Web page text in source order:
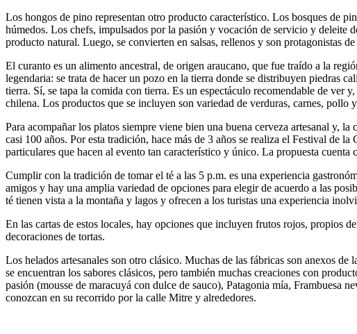
Los hongos de pino representan otro producto característico. Los bosques de
húmedos. Los chefs, impulsados por la pasión y vocación de servicio y deleite
producto natural. Luego, se convierten en salsas, rellenos y son protagonistas
El curanto es un alimento ancestral, de origen araucano, que fue traído a la
legendaria: se trata de hacer un pozo en la tierra donde se distribuyen piedras
tierra. Sí, se tapa la comida con tierra. Es un espectáculo recomendable de
chilena. Los productos que se incluyen son variedad de verduras, carnes, pollo
Para acompañar los platos siempre viene bien una buena cerveza artesanal y,
casi 100 años. Por esta tradición, hace más de 3 años se realiza el Festival de
particulares que hacen al evento tan característico y único. La propuesta
Cumplir con la tradición de tomar el té a las 5 p.m. es una experiencia
amigos y hay una amplia variedad de opciones para elegir de acuerdo a las
té tienen vista a la montaña y lagos y ofrecen a los turistas una experiencia
En las cartas de estos locales, hay opciones que incluyen frutos rojos, propios
decoraciones de tortas.
Los helados artesanales son otro clásico. Muchas de las fábricas son anexos
se encuentran los sabores clásicos, pero también muchas creaciones con
pasión (mousse de maracuyá con dulce de sauco), Patagonia mía, Frambuesa
conozcan en su recorrido por la calle Mitre y alrededores.